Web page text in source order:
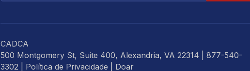
CADCA
500 Montgomery St, Suite 400, Alexandria, VA 22314 | 877-540-
3302 | Política de Privacidade Doar